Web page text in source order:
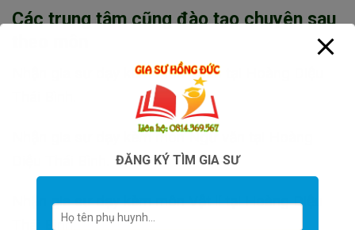
Các trung tâm cũng đào tạo chuyên sau
Nhận gia sư dạy kèm môn Toán tại Hoàng Diệu
Nhận gia sư dạy kèm môn Ngữ văn tại Hoàng
Nhận gia sư dạy kèm môn Vật lí tại Hoàng Diệu
Thái Bình.
ĐĂNG KÝ TÌM GIA SƯ